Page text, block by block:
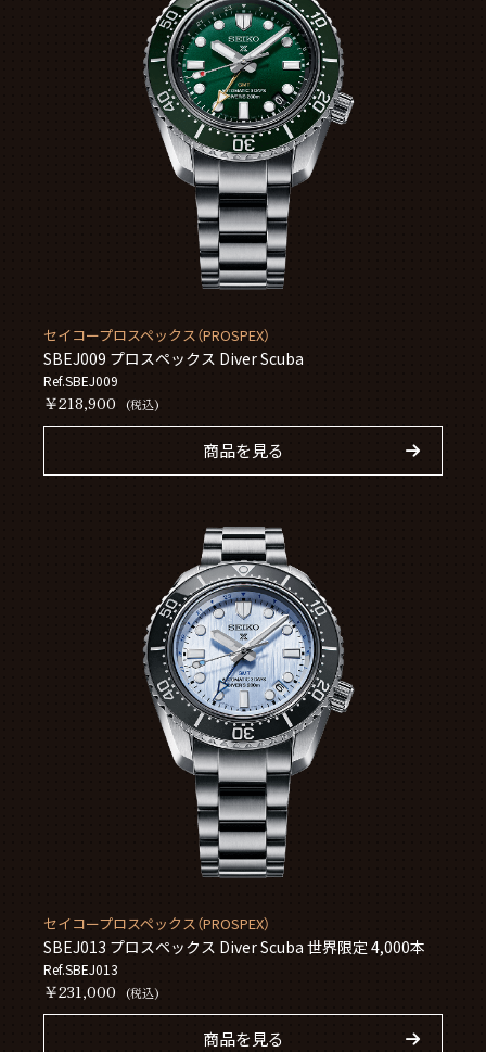
セイコープロスペックス（PROSPEX）
SBEJ009 プロスペックス Diver Scuba
Ref.SBEJ009
￥218,900 (税込)
商品を見る
セイコープロスペックス（PROSPEX）
SBEJ013 プロスペックス Diver Scuba 世界限定 4,000本
Ref.SBEJ013
￥231,000 (税込)
商品を見る